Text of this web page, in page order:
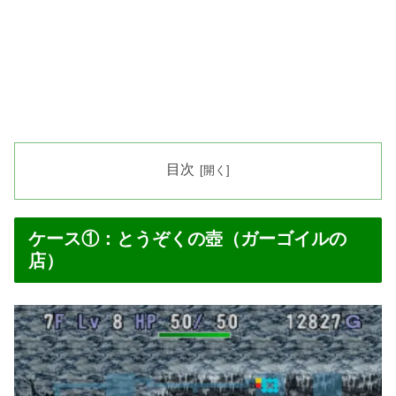
目次
ケース①：とうぞくの壺（ガーゴイルの
店）